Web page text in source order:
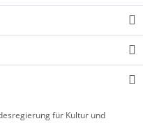
für Kultur und